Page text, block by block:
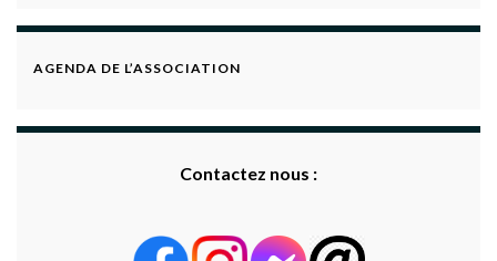
AGENDA DE L’ASSOCIATION
Contactez nous :